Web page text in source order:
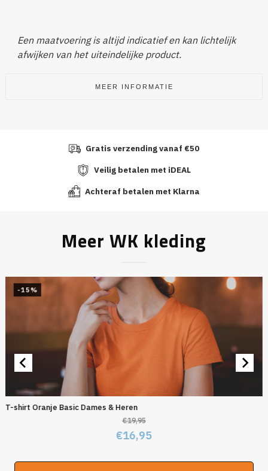
Een maatvoering is altijd indicatief en kan lichtelijk
afwijken van het uiteindelijke product.
MEER INFORMATIE
Gratis verzending vanaf €50
Veilig betalen met iDEAL
Achteraf betalen met Klarna
Meer WK kleding
-15%
T-shirt Oranje Basic Dames & Heren
€19,95
Oorspronkelijke
€16,95Huidige